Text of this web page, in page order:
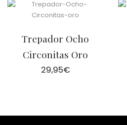
Trepador Ocho
Circonitas Oro
29,95€